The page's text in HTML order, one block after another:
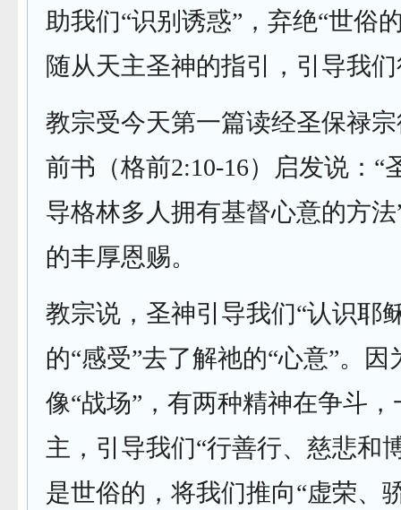
助我们“识别诱惑”，弃绝“世俗
随从天主圣神的指引，引导我
教宗受今天第一篇读经圣保禄
前书（格前2:10-16）启发说：“
导格林多人拥有基督心意的方
的丰厚恩赐。
教宗说，圣神引导我们“认识耶
的“感受”去了解祂的“心意”。因
像“战场”，有两种精神在争斗
主，引导我们“行善行、慈悲和
是世俗的，将我们推向“虚荣、